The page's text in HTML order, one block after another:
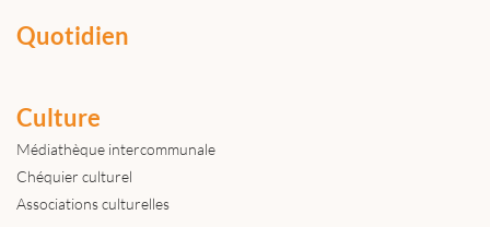
Quotidien
Culture
Médiathèque intercommunale
Chéquier culturel
Associations culturelles